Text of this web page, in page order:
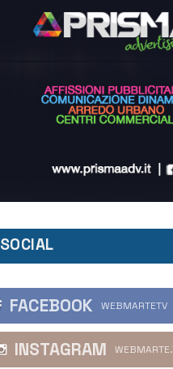
SOCIAL
FACEBOOK WEBMARTETV
INSTAGRAM